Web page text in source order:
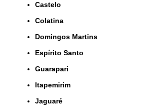
Castelo
Colatina
Domingos Martins
Espírito Santo
Guarapari
Itapemirim
Jaguaré